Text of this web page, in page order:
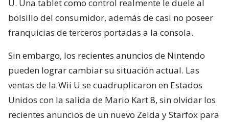
U. Una tablet como control realmente le duele al
bolsillo del consumidor, además de casi no poseer
franquicias de terceros portadas a la consola.
Sin embargo, los recientes anuncios de Nintendo
pueden lograr cambiar su situación actual. Las
ventas de la Wii U se cuadruplicaron en Estados
Unidos con la salida de Mario Kart 8, sin olvidar los
recientes anuncios de un nuevo Zelda y Starfox para